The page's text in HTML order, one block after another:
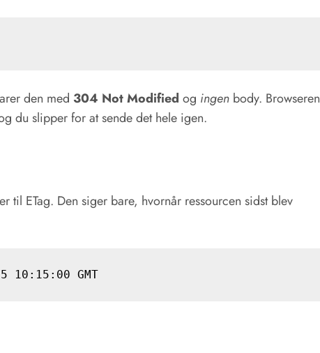
den med 304 Not Modified og ingen body. Browseren
du slipper for at sende det hele igen.
til ETag. Den siger bare, hvornår ressourcen sidst blev
Last-Modified: Tue, 21 Jan 2025 10:15:00 GMT